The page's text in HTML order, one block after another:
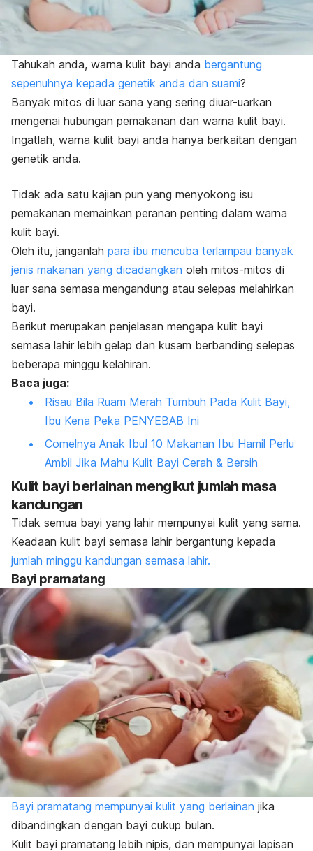
Tahukah anda, warna kulit bayi anda bergantung
sepenuhnya kepada genetik anda dan suami?
Banyak mitos di luar sana yang sering diuar-uarkan
mengenai hubungan pemakanan dan warna kulit bayi.
Ingatlah, warna kulit bayi anda hanya berkaitan dengan
genetik anda.
Tidak ada satu kajian pun yang menyokong isu
pemakanan memainkan peranan penting dalam warna
kulit bayi.
Oleh itu, janganlah para ibu mencuba terlampau banyak
jenis makanan yang dicadangkan oleh mitos-mitos di
luar sana semasa mengandung atau selepas melahirkan
bayi.
Berikut merupakan penjelasan mengapa kulit bayi
semasa lahir lebih gelap dan kusam berbanding selepas
beberapa minggu kelahiran.
Baca juga:
Risau Bila Ruam Merah Tumbuh Pada Kulit Bayi,
Ibu Kena Peka PENYEBAB Ini
Comelnya Anak Ibu! 10 Makanan Ibu Hamil Perlu
Ambil Jika Mahu Kulit Bayi Cerah & Bersih
Kulit bayi berlainan mengikut jumlah masa
kandungan
Tidak semua bayi yang lahir mempunyai kulit yang sama.
Keadaan kulit bayi semasa lahir bergantung kepada
jumlah minggu kandungan semasa lahir.
Bayi pramatang
Bayi pramatang mempunyai kulit yang berlainan jika
dibandingkan dengan bayi cukup bulan.
Kulit bayi pramatang lebih nipis, dan mempunyai lapisan